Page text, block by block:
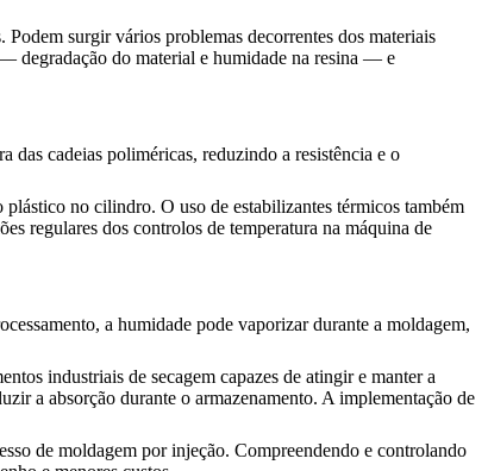
surgir vários problemas decorrentes dos materiais
degradação do material e humidade na resina — e
das cadeias poliméricas, reduzindo a resistência e o
no cilindro. O uso de estabilizantes térmicos também
regulares dos controlos de temperatura na máquina de
a humidade pode vaporizar durante a moldagem,
industriais de secagem capazes de atingir e manter a
a absorção durante o armazenamento. A implementação de
de moldagem por injeção. Compreendendo e controlando